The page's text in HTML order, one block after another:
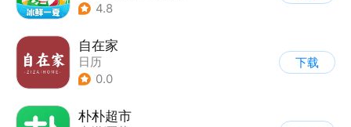
4.8
自在家
日历
0.0
下载
朴朴超市